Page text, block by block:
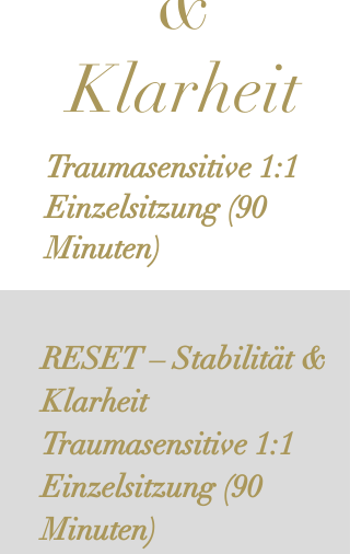
Klarheit
Traumasensitive 1:1
Einzelsitzung (90
Minuten)
RESET – Stabilität &
Klarheit
Traumasensitive 1:1
Einzelsitzung (90
Minuten)